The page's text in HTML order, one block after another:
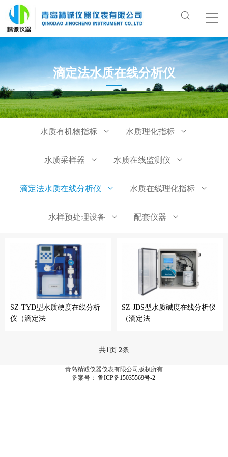
滴定法水质在线分析仪
水质有机物指标 水质理化指标
水质采样器 水质在线监测仪
滴定法水质在线分析仪 水质在线理化指标
水样预处理设备 配套仪器
SZ-TYD型水质硬度在线分析
仪（滴定法
SZ-JDS型水质碱度在线分析仪
（滴定法
共1页 2条
青岛精诚仪器仪表有限公司版权所有
备案号： 鲁ICP备15035569号-2